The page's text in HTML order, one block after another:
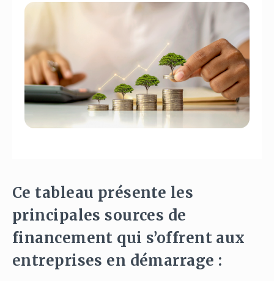
Ce tableau présente les
principales sources de
financement qui s’offrent aux
entreprises en démarrage :